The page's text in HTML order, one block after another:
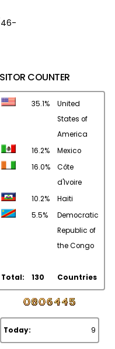
COUNTER
35.1%
United
States of
America
16.2%
Mexico
16.0%
Côte
d'Ivoire
10.2%
Haiti
5.5%
Democratic
Republic of
the Congo
Total: 130 Countries
Today: 9